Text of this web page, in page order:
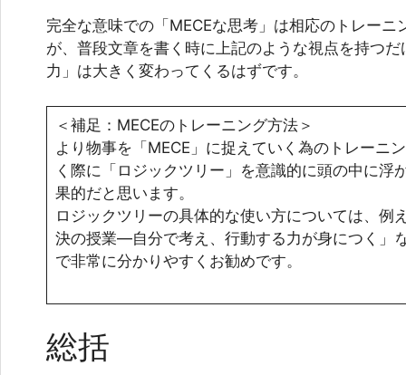
完全な意味での「MECEな思考」は相応のトレーニ
が、普段文章を書く時に上記のような視点を持つ
力」は大きく変わってくるはずです。
＜補足：MECEのトレーニング方法＞
より物事を「MECE」に捉えていく為のトレーニ
く際に「ロジックツリー」を意識的に頭の中に浮
果的だと思います。
ロジックツリーの具体的な使い方については、例
決の授業―自分で考え、行動する力が身につく」
で非常に分かりやすくお勧めです。
総括